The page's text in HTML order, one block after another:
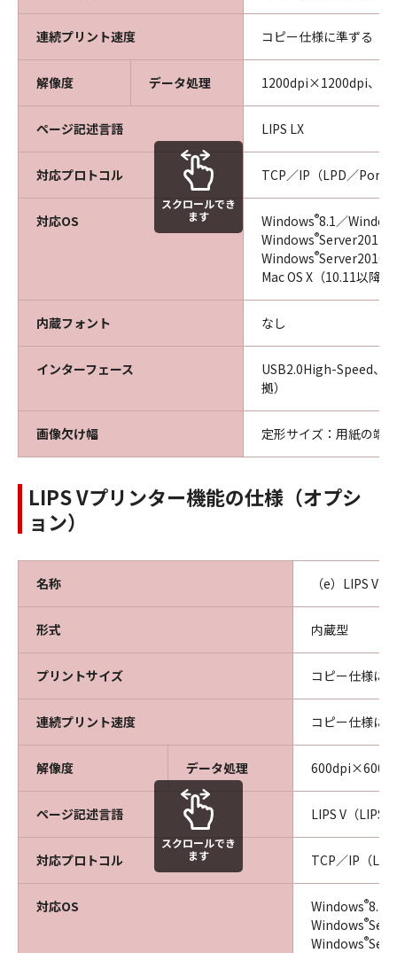
連続プリント速度 コピー仕様に準ずる
解像度 データ処理 1200dpi×1200dpi、
ページ記述言語 LIPS LX
対応プロトコル TCP／IP（LPD／
対応OS Windows®8.1／
Windows®Server2012
Windows®Server2016
Mac OS X（10.11以降）
内蔵フォント なし
インターフェース
USB2.0High-Speed、
拠）
画像欠け幅 定形サイズ：用紙の端
スクロールでき
ます
LIPS Vプリンター機能の仕様（オプシ
ョン）
名称 （e）LIPS V
形式 内蔵型
プリントサイズ コピー仕様に
連続プリント速度 コピー仕様に
解像度 データ処理
ページ記述言語 LIPS V（LIPS
対応プロトコル TCP／IP（
対応OS Windows®8.1
Windows®
Windows®
スクロールでき
ます